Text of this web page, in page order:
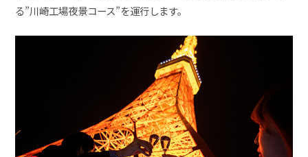
る”川崎工場夜景コース”を運行します。